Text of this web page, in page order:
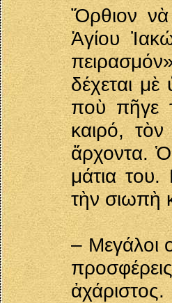
Ὄρθιον νὰ
Ἁγίου
δέχεται
ποὺ πῆγε
καιρό,
ἄρχοντα. Ὁ
μάτια του.
τὴν σιωπὴ
– Μεγάλοι
ἀχάριστος.